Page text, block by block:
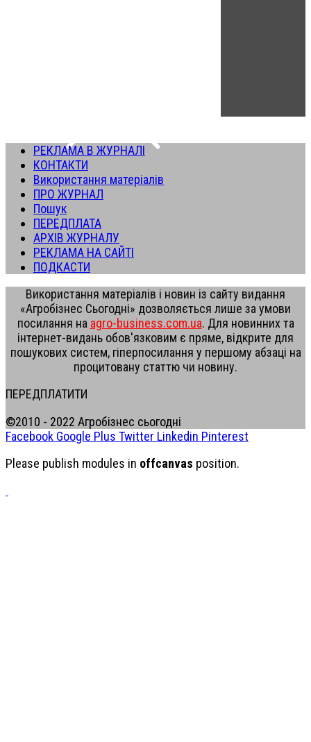
РЕКЛАМА В ЖУРНАЛІ
КОНТАКТИ
Використання матеріалів
ПРО ЖУРНАЛ
Пошук
ПЕРЕДПЛАТА
АРХІВ ЖУРНАЛУ
РЕКЛАМА НА САЙТІ
ПОДКАСТИ
Використання матеріалів і новин із сайту видання
«Агробізнес Сьогодні» дозволяється лише за умови
посилання на agro-business.com.ua. Для новинних та
інтернет-видань обов'язковим є пряме, відкрите для
пошукових систем, гіперпосилання у першому абзаці на
процитовану статтю чи новину.
ПЕРЕДПЛАТИТИ
©2010 - 2022 Агробізнес сьогодні
Facebook Google Plus Twitter Linkedin Pinterest
Please publish modules in offcanvas position.